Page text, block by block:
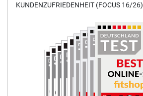
KUNDENZUFRIEDENHEIT (FOCUS 16/26)